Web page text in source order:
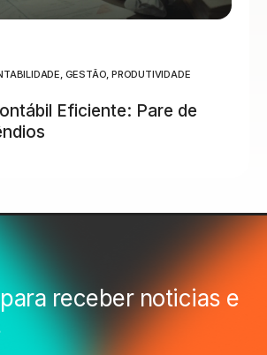
, GESTÃO,PRODUTIVIDADE
Eficiente: Pare de
receber noticias e